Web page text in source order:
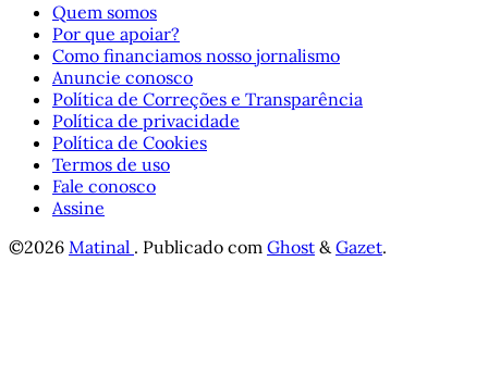
Quem somos
Por que apoiar?
Como financiamos nosso jornalismo
Anuncie conosco
Política de Correções e Transparência
Política de privacidade
Política de Cookies
Termos de uso
Fale conosco
Assine
©2026 Matinal . Publicado com Ghost &Gazet.